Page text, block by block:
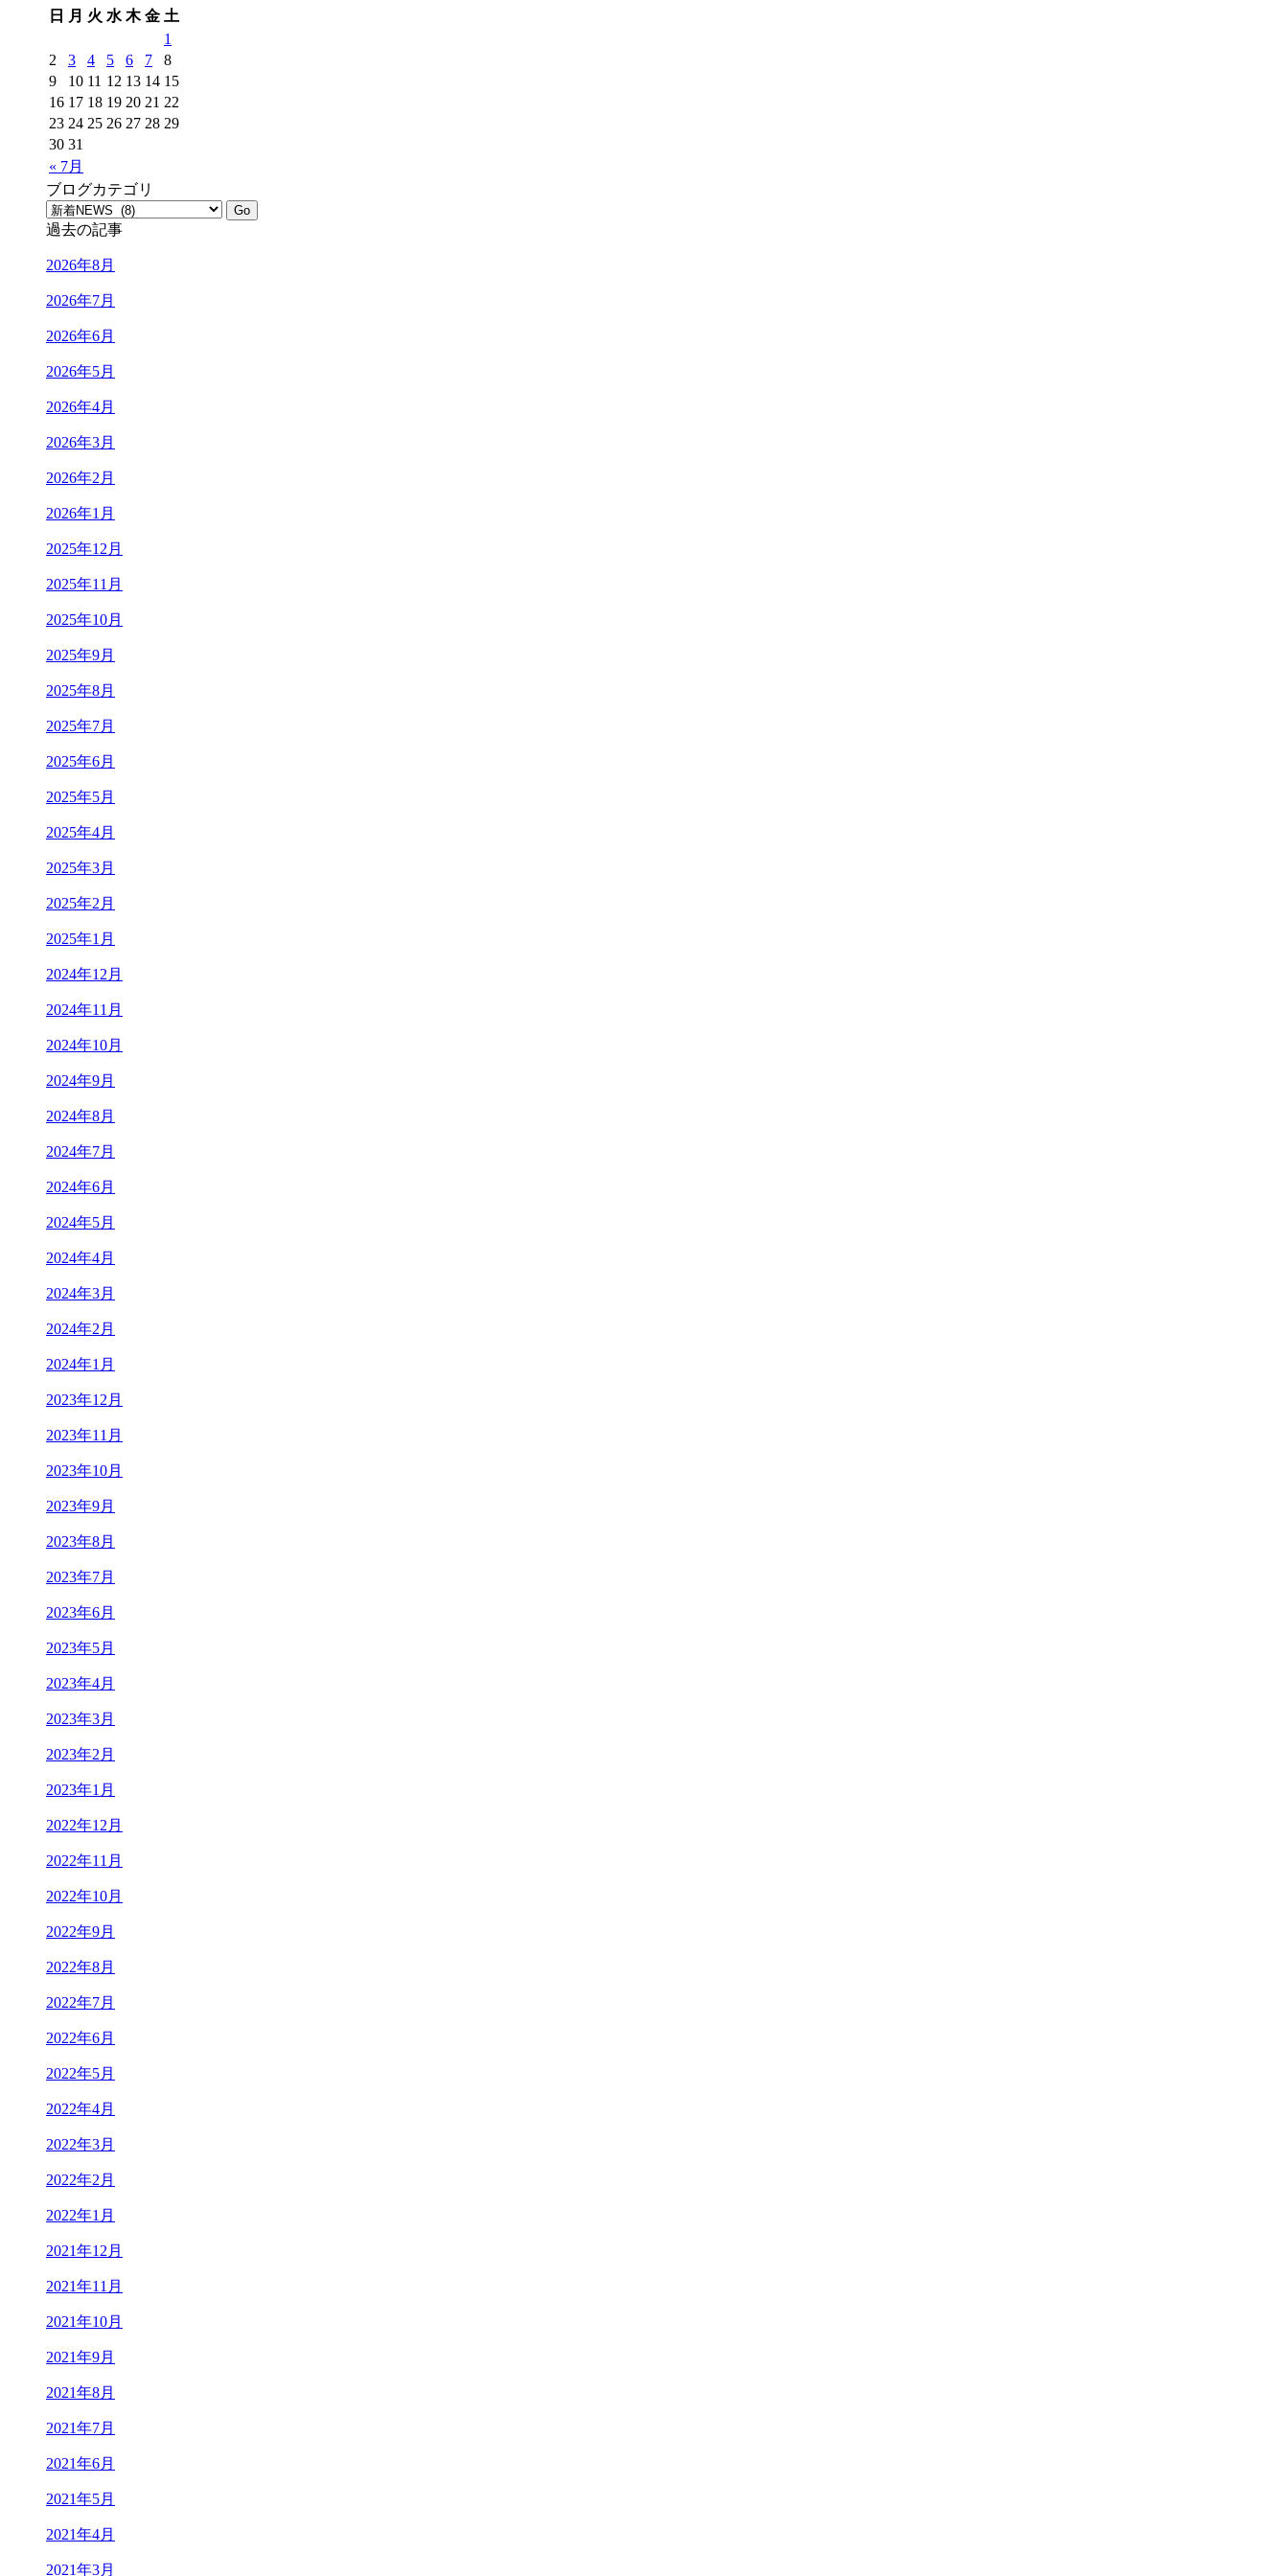
日
月 火 水 木 金 土
« 7月
1
2
3 4 5 6 7
8
9
10 11 12 13 14 15
16 17 18 19 20 21 22
23 24 25 26 27 28 29
30 31
ブログカテゴリ
過去の記事
2026年8月
2026年7月
2026年6月
2026年5月
2026年4月
2026年3月
2026年2月
2026年1月
2025年12月
2025年11月
2025年10月
2025年9月
2025年8月
2025年7月
2025年6月
2025年5月
2025年4月
2025年3月
2025年2月
2025年1月
2024年12月
2024年11月
2024年10月
2024年9月
2024年8月
2024年7月
2024年6月
2024年5月
2024年4月
2024年3月
2024年2月
2024年1月
2023年12月
2023年11月
2023年10月
2023年9月
2023年8月
2023年7月
2023年6月
2023年5月
2023年4月
2023年3月
2023年2月
2023年1月
2022年12月
2022年11月
2022年10月
2022年9月
2022年8月
2022年7月
2022年6月
2022年5月
2022年4月
2022年3月
2022年2月
2022年1月
2021年12月
2021年11月
2021年10月
2021年9月
2021年8月
2021年7月
2021年6月
2021年5月
2021年4月
2021年3月